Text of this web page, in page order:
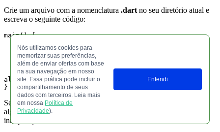
Nós utilizamos cookies para
memorizar suas preferências,
além de enviar ofertas com base
na sua navegação em nosso
site. Essa prática pode incluir o
compartilhamento de seus
dados com terceiros. Leia mais
em nossa Política de
Privacidade).
Entendi
Crie um arquivo com a nomenclatura .dart no seu diretório atual e
escreva o seguinte código:
main() {
altura");
}
Se analisarmos, é um código bem simples, em que declaramos
algumas variáveis e exibimos o conteúdo dela a partir da
interpolação de texto.